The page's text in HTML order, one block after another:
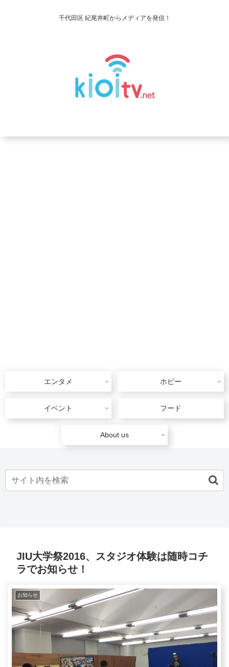
千代田区 紀尾井町からメディアを発信！
エンタメ ホビー
イベント フード
About us
JIU大学祭2016、スタジオ体験は随時コチ
ラでお知らせ！
お知らせ